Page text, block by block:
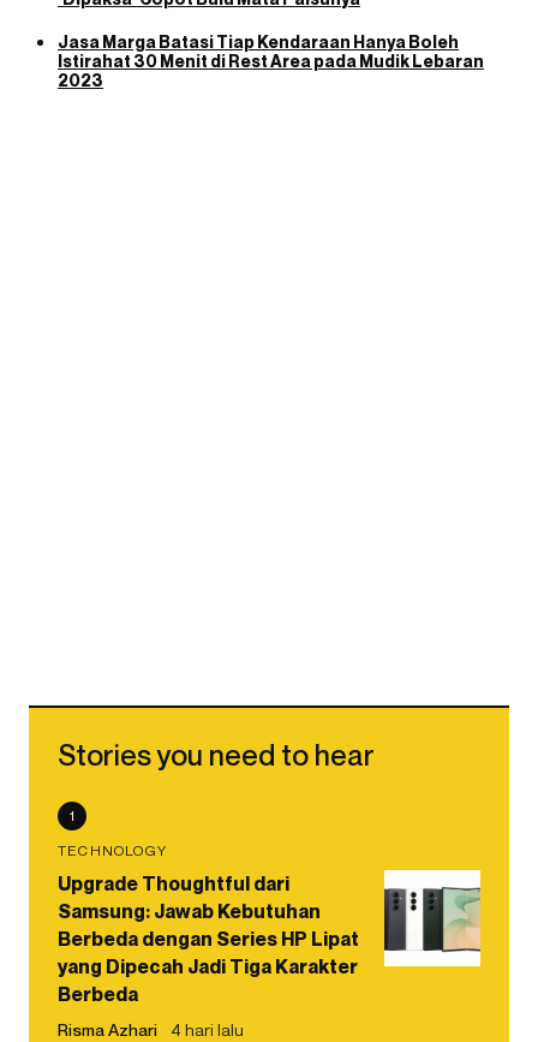
Jasa Marga Batasi Tiap Kendaraan Hanya Boleh
Istirahat 30 Menit di Rest Area pada Mudik Lebaran
2023
Stories you need to hear
1
TECHNOLOGY
Upgrade Thoughtful dari
Samsung: Jawab Kebutuhan
Berbeda dengan Series HP Lipat
yang Dipecah Jadi Tiga Karakter
Berbeda
Risma Azhari 4 hari lalu